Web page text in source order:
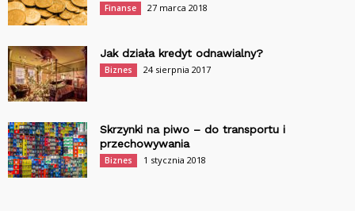
Finanse 27 marca 2018
Jak działa kredyt odnawialny?
Biznes 24 sierpnia 2017
Skrzynki na piwo – do transportu i
przechowywania
Biznes 1 stycznia 2018